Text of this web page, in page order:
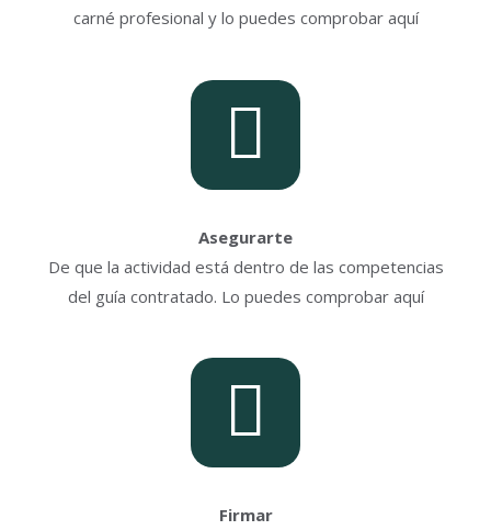
carné profesional y lo puedes comprobar aquí
Asegurarte
De que la actividad está dentro de las competencias
del guía contratado. Lo puedes comprobar aquí
Firmar